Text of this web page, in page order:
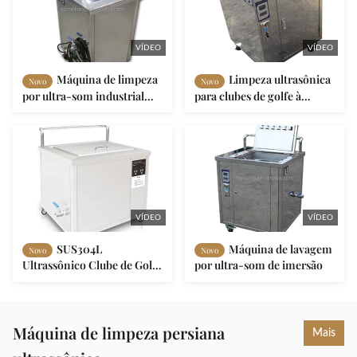
VÍDEO
Novo
Máquina de limpeza
por ultra-som industrial
temporizador de
desligamento automático
VÍDEO
Novo
Limpeza ultrasônica
para clubes de golfe à
de 1500W Limpeza
ultrasônica com
temporizador digital e
aquecimento
VÍDEO
Novo
SUS304L
Ultrassônico Clube de Golfe
VÍDEO
Novo
Máquina de lavagem
por ultra-som de imersão
Máquina de limpeza persiana
Mais